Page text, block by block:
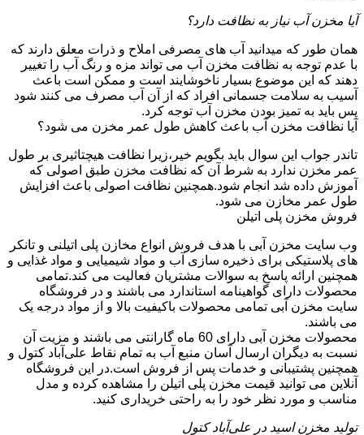
آیا مخزن آب نیاز به نظافت دارد؟
همان طور که میدانید آب های مصرفی املاح و ذرات معلق دارند که
با عدم توجه به نظافت مخزن آب می تواند مزه و رنگ آب را تغییر
دهند که این موضوع بسیار ناخوشایند است و ممکن است باعث
آسیب به سلامت جسمانی افراد که از آن آب مصرف می کنند شود
پس باید به تمیز بودن مخزن آب توجه کرد.
آیا نظافت مخزن آب باعث کاهش طول عمر مخزن می شود؟
تاندر جواب این سوال باید بگویم خیر،زیرا نظافت هیچتاثیری بر طول
عمر مخزن ندارد به شرط آن که نظافت مخزن طبق اصولی که
آموزش داده شد انجام شود.همچنین نظافت اصولی باعث افزایش
طول عمر مخازن می شود.
فروش مخزن پلی اتیلن
وب سایت مخزن آبی با هدف فروش انواع مخازن پلی اتیلنی و تانکر
های پلاستیکی برای ذخیره سازی آب و مواد شیمیایی و مواد غذایی و
همچنین ارائه پاسخ به سوالات مشتریان فعالیت می کند.تمامی
محصولات دارای گواهینامه استاندارد می باشند و در فروشگاه
سایت مخزن آبی تمامی محصولات باکیفیت بالا و از مواد درجه یک
می باشند.
محصولات مخزن آبی دارای 60 ماه گارانتی می باشند و مزیت آن
نسبت به دیگران ارسال آسان منبع آب به تمام نقاط علی‌آباد کتول و
همچنین پشتیبانی و خدمات پس از فروش است.در این فروشگاه
آنلاین می توانید قیمت مخزن پلی اتیلن را مشاهده کرده و مدل
مناسب و مورد نظر خود را به راحتی خریداری کنید.
تولید مخزن اسید در علی‌آباد کتول